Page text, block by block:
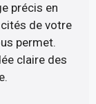
précis en
de votre
permet.
claire des